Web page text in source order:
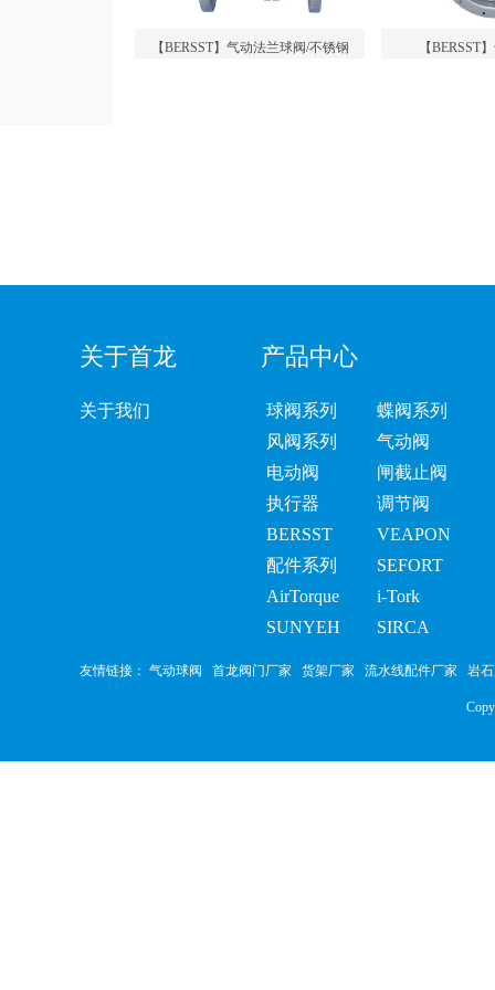
【BERSST】气动法兰球阀/不锈钢 【BERSST
关于首龙 产品中心
关于我们 球阀系列
蝶阀系列
风阀系列
气动阀
电动阀
闸截止阀
执行器
调节阀
BERSST
VEAPON
配件系列
SEFORT
AirTorque
i-Tork
SUNYEH
SIRCA
友情链接： 气动球阀 首龙阀门厂家 货架厂家 流水线配件厂家 岩